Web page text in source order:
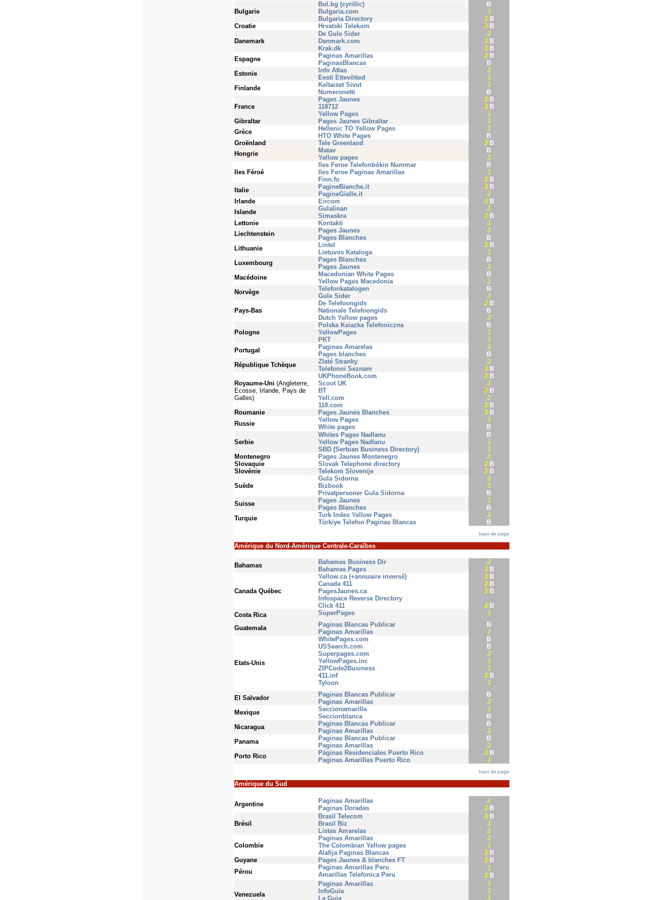
Bulgarie
Bol.bg (cyrillic)
Bulgaria.com
Bulgaria Directory
B
J
J B
Croatie
Hrvatski Telekom J B
Danemark
De Gule Sider
Danmark.com
Krak.dk
J
J B
JB
Espagne
Paginas Amarillas
PaginasBlancas
J B
B
Estonie
Info Atlas
Eesti Ettevõtted
J
J
Finlande
Keltaiset Sivut
Numeronetti
J
B
France
Pages Jaunes
118712
Yellow Pages
JB
JB
J
Gibraltar
Pages Jaunes Gibraltar
J
Grèce
Hellenic TO Yellow Pages
HTO White Pages
J
B
Groënland
Tele Greenland JB
Hongrie
Matav
Yellow pages
B
J
Iles Féroé
Iles Feroe Telefonbókin Nummar
Iles Feroe Paginas Amarillas
Finn.fo
B
J
JB
Italie
PagineBianche.it
PagineGialle.it
J B
J
Irlande
Eircom J B
Islande
Gulalinan
Simaskra
J
J B
Lettonie
Kontakti
J
Liechtenstein
Pages Jaunes
Pages Blanches
J
B
Lithuanie
Lintel
Lietuvos Kataloga
J B
J
Luxembourg
Pages Blanches
Pages Jaunes
B
J
Macédoine
Macedonian White Pages
Yellow Pages Macedonia
B
J
Norvège
Telefonkatalogen
Gule Sider
B
J
Pays-Bas
De Telefoongids
Nationale Telefoongids
Dutch Yellow pages
J B
B
J
Pologne
Polska Ksiazka Telefoniczna
YellowPages
PKT
B
J
J
Portugal
Paginas Amarelas
Pages blanches
J
B
République Tchèque
Zlaté Stranky
Telefonni Seznam
J
J B
Royaume-Uni (Angleterre,
Ecosse, Irlande, Pays de
Galles)
UKPhoneBook.com
Scoot UK
BT
Yell.com
118.com
J B
J
J B
J
JB
Roumanie
Pages Jaunes Blanches J B
Russie
Yellow Pages
White pages
J
B
Serbie
Whites Pages Nadlanu
Yellow Pages Nadlanu
SBD (Serbian Business Directory)
B
J
J
Montenegro
Pages Jaunes Montenegro
J
Slovaquie
Slovak Telephone directory JB
Slovénie
Telekom Slovenije JB
Suède
Gula Sidorna
Bizbook
Privatpersoner Gula Sidorna
J
J
B
Suisse
Pages Jaunes
Pages Blanches
J
B
Turquie
Turk Index Yellow Pages
Türkiye Telefon Paginas Blancas
J
B
haut de page
Amérique du Nord-Amérique Centrale-Caraïbes
Bahamas
Bahamas Business Dir
Bahamas Pages
J
J B
Canada Québec
Yellow.ca (+annuaire inversé)
Canada 411
PagesJaunes.ca
Infospace Reverse Directory
Click 411
J B
J B
J B
J B
Costa Rica
SuperPages J
Guatemala
Paginas Blancas Publicar
Paginas Amarillas
B
J
Etats-Unis
WhitePages.com
USSearch.com
Superpages.com
YellowPages.inc
ZIPCode2Business
411.inf
Tyloon
B
B
J
J
J
JB
J
El Salvador
Paginas Blancas Publicar
Paginas Amarillas
B
J
Mexique
Seccionamarilla
Seccionblanca
J
B
Nicaragua
Paginas Blancas Publicar
Paginas Amarillas
B
J
Panama
Paginas Blancas Publicar
Paginas Amarillas
B
J
Porto Rico
Páginas Residenciales Puerto Rico
Paginas Amarillas Puerto Rico
J B
J
haut de page
Amérique du Sud
Argentine
Paginas Amarillas
Paginas Doradas
J
J B
Brésil
Brasil Telecom
Brasil Biz
Listas Amarelas
J B
J
J
Colombie
Paginas Amarillas
The Colombian Yellow pages
Alafija Paginas Blancas
J
J
J B
Guyane
Pages Jaunes & blanches FT J B
Pérou
Paginas Amarillas Peru
Amarillas Telefonica Peru
J
J B
Venezuela
Paginas Amarillas
InfoGuia
La Guia
J
J
J